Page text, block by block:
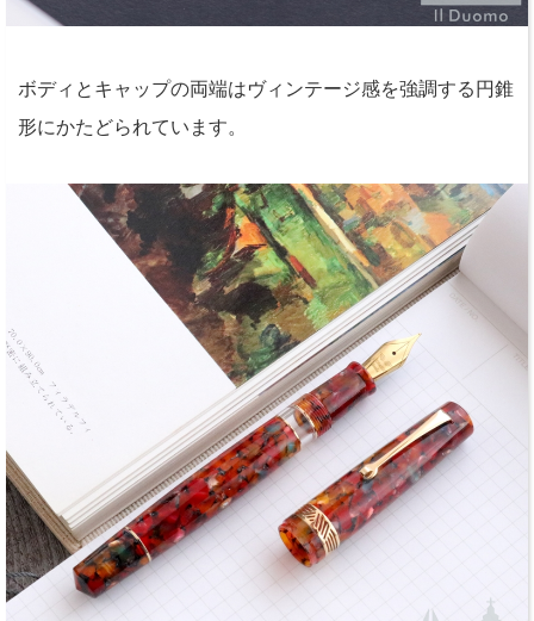
ボディとキャップの両端はヴィンテージ感を強調する円錐
形にかたどられています。